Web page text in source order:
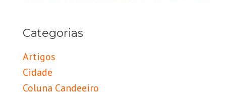
Categorias
Artigos
Cidade
Coluna Candeeiro